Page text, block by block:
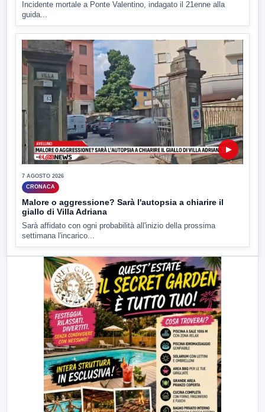
Incidente mortale a Ponte Valentino, indagato il 21enne alla
guida...
▶
7 AGOSTO 2026
CRONACA
Malore o aggressione? Sarà l'autopsia a chiarire il
giallo di Villa Adriana
Sarà affidato con ogni probabilità all'inizio della prossima
settimana l'incarico...